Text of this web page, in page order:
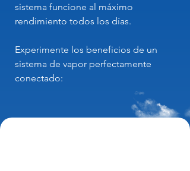
sistema funcione al máximo
rendimiento todos los días.
Experimente los beneficios de un
sistema de vapor perfectamente
conectado: